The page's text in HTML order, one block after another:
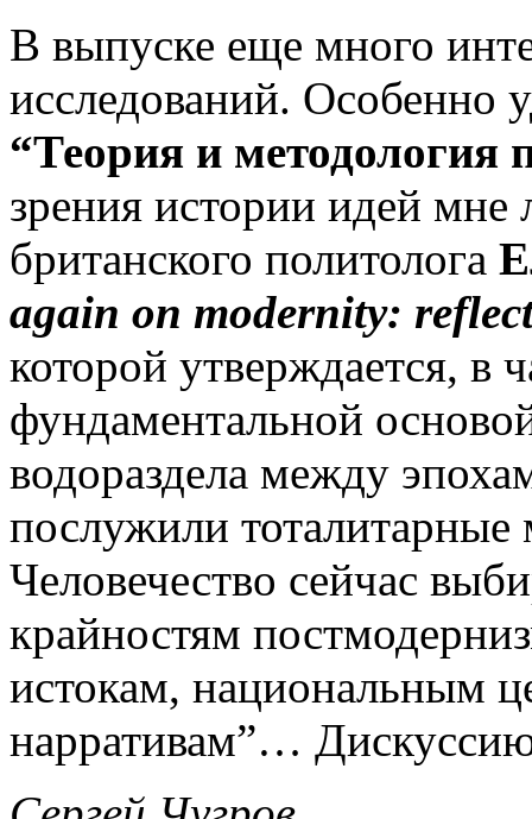
В выпуске еще много
исследований. Особенно
“Теория и методология
зрения истории идей мне
британского политолога
again on modernity:
которой утверждается, в
фундаментальной
водораздела между
послужили
Человечество сейчас
крайностям
истокам, национальным
нарративам”…